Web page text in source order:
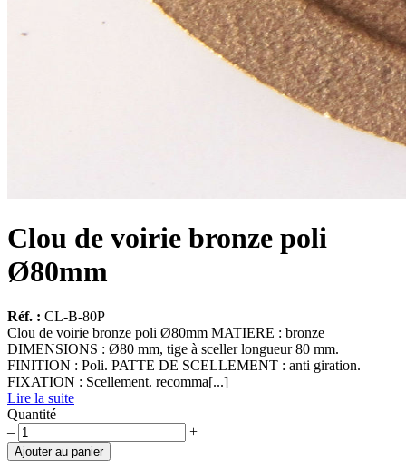
Clou de voirie bronze poli
Ø80mm
Réf. : CL-B-80P
Clou de voirie bronze poli Ø80mm MATIERE : bronze
DIMENSIONS : Ø80 mm, tige à sceller longueur 80 mm.
FINITION : Poli. PATTE DE SCELLEMENT : anti giration.
FIXATION : Scellement. recomma[...]
Lire la suite
Quantité
quantité
de
Clou
– +
Ajouter au panier